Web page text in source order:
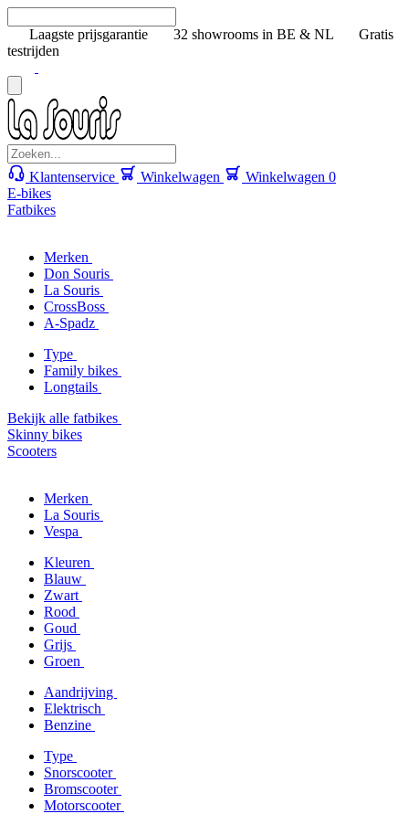
Laagste prijsgarantie 32 showrooms in BE & NL
Gratis
testrijden
Klantenservice Winkelwagen Winkelwagen 0
E-bikes
Fatbikes
Merken
Don Souris
La Souris
CrossBoss
A-Spadz
Type
Family bikes
Longtails
Bekijk alle fatbikes
Skinny bikes
Scooters
Merken
La Souris
Vespa
Kleuren
Blauw
Zwart
Rood
Goud
Grijs
Groen
Aandrijving
Elektrisch
Benzine
Type
Snorscooter
Bromscooter
Motorscooter